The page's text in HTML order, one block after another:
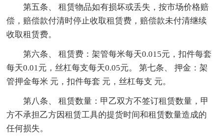
第五条、 租赁物品如有损坏或丢失，按市场价格赔
偿，赔偿款付清时停止收取租赁费，赔偿款未付清继续
收取租赁费。
第六条、 租赁费：架管每米每天0.015元，扣件每套
每天0.01元，丝杠每支每天0.05元。 第七条、 押金：架
管押金每米 元，扣件每套 元，丝杠每支 元。
第八条、 租赁数量：甲乙双方不签订租赁数量，甲
方不承担乙方因租赁工具的提货时间和租赁数量造成的
任何损失。